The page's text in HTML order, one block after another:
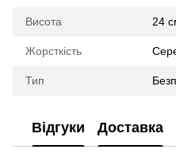
Висота 24
Жорсткість
Тип
Відгуки Доставка